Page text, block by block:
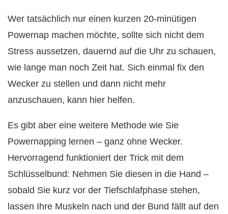
Wer tatsächlich nur einen kurzen 20-minütigen
Powernap machen möchte, sollte sich nicht dem
Stress aussetzen, dauernd auf die Uhr zu schauen,
wie lange man noch Zeit hat. Sich einmal fix den
Wecker zu stellen und dann nicht mehr
anzuschauen, kann hier helfen.
Es gibt aber eine weitere Methode wie Sie
Powernapping lernen – ganz ohne Wecker.
Hervorragend funktioniert der Trick mit dem
Schlüsselbund: Nehmen Sie diesen in die Hand –
sobald Sie kurz vor der Tiefschlafphase stehen,
lassen Ihre Muskeln nach und der Bund fällt auf den